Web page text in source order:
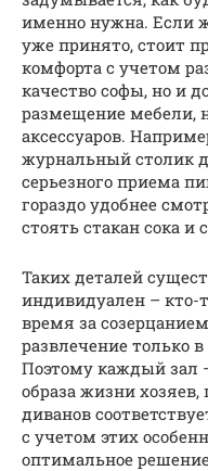
именно нужна. Если
уже принято, стоит
комфорта с учетом
качество софы, но и
размещение мебели,
аксессуаров.
журнальный столик
серьезного приема
гораздо удобнее
стоять стакан сока и
Таких деталей
индивидуален – кто-
время за
развлечение только
Поэтому каждый зал
образа жизни
диванов
с учетом этих
оптимальное